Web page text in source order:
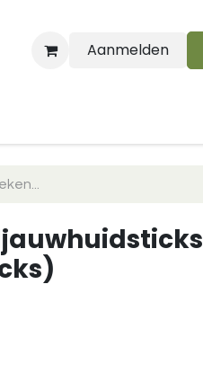
Aanmelden